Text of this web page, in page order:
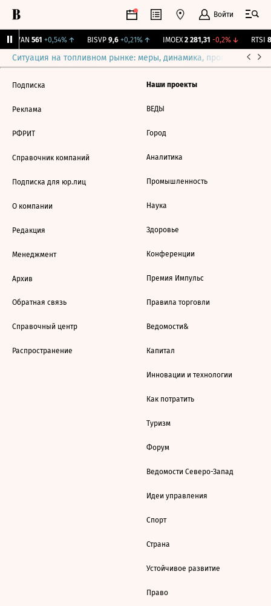
Войти
AVAN 561 +0,54%↑ BISVP 9,6 +0,21%↑ IMOEX 2 281,31 -0,2%↓ RTSI
Ситуация на топливном рынке: меры, динамика, прогнозы
Подписка
Реклама
РФРИТ
Справочник компаний
Подписка для юр.лиц
О компании
Редакция
Менеджмент
Архив
Обратная связь
Справочный центр
Распространение
Наши проекты
ВЕДЫ
Город
Аналитика
Промышленность
Наука
Здоровье
Конференции
Премия Импульс
Правила торговли
Ведомости&
Капитал
Инновации и технологии
Как потратить
Туризм
Форум
Ведомости Северо-Запад
Идеи управления
Спорт
Страна
Устойчивое развитие
Право